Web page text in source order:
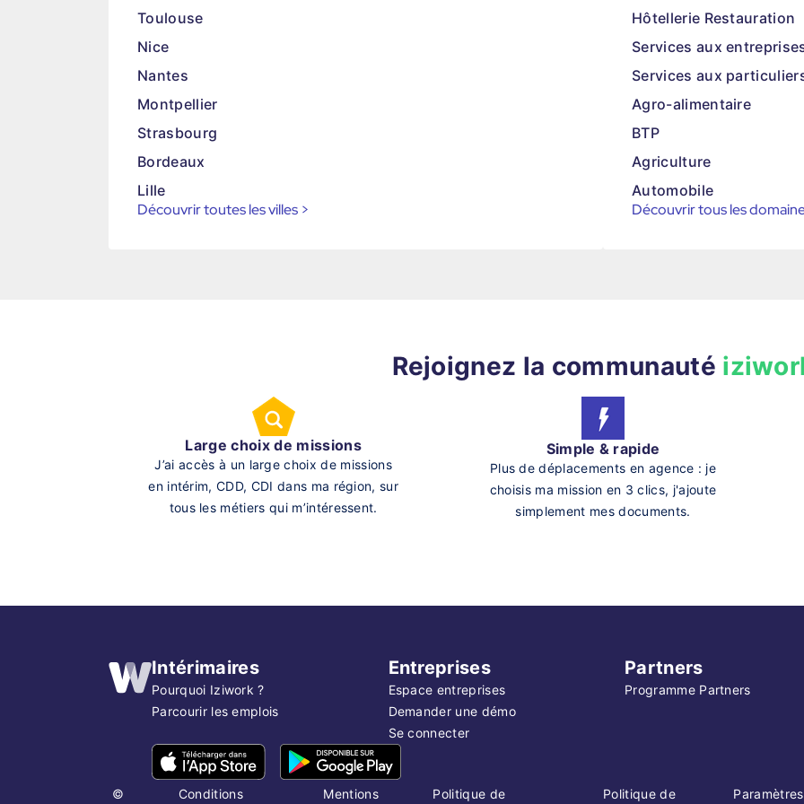
Toulouse
Nice
Nantes
Montpellier
Strasbourg
Bordeaux
Lille
Découvrir toutes les villes >
Hôtellerie Restauration
Services aux
Services aux
Agro-alimentaire
BTP
Agriculture
Automobile
Découvrir tous les
Rejoignez la communauté
Large choix de missions
J’ai accès à un large choix de missions
en intérim, CDD, CDI dans ma région, sur
tous les métiers qui m’intéressent.
Simple & rapide
Plus de déplacements en agence : je
choisis ma mission en 3 clics, j'ajoute
simplement mes documents.
Intérimaires
Pourquoi Iziwork ?
Parcourir les emplois
Entreprises
Espace entreprises
Demander une démo
Se connecter
Partners
Programme Partners
© Conditions Mentions Politique de Politique de